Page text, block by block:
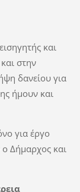
και
στην
δανείου για
ήμουν και
για έργο
Δήμαρχος και